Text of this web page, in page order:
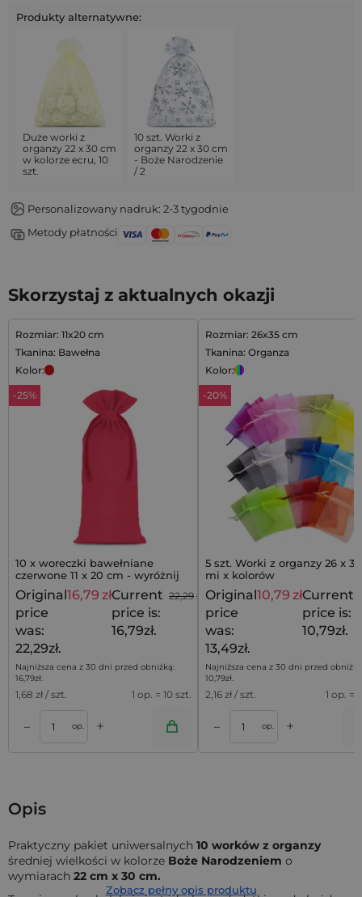
Produkty alternatywne:
Duże worki z
organzy 22 x 30 cm
w kolorze ecru, 10
szt.
10 szt. Worki z
organzy 22 x 30 cm
- Boże Narodzenie
/ 2
Personalizowany nadruk: 2-3 tygodnie
Metody płatności
Skorzystaj z aktualnych okazji
Rozmiar: 11x20 cm
Tkanina: Bawełna
Kolor:
-25%
10 x woreczki bawełniane
czerwone 11 x 20 cm - wyróżnij
swój prezent
22,29 zł
Original
price
was:
22,29zł.
16,79 złCurrent
price is:
16,79zł.
Najniższa cena z 30 dni przed obniżką:
16,79zł.
1,68 zł / szt. 1 op. = 10 szt.
– op. +
Rozmiar: 26x35 cm
Tkanina: Organza
Kolor:
-20%
5 szt. Worki z organzy 26 x
mi x kolorów
Original
price
was:
13,49zł.
10,79 złCurrent
price is:
10,79zł.
Najniższa cena z 30 dni przed
10,79zł.
2,16 zł / szt. 1 op. =
– op. +
Dodaj do koszyka
Opis
Praktyczny pakiet uniwersalnych 10 worków z organzy
średniej wielkości w kolorze Boże Narodzeniem o
wymiarach 22 cm x 30 cm.
Zobacz pełny opis produktu